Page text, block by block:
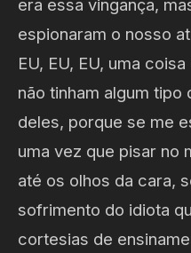
era essa vingança,
espionaram o nosso
EU, EU, EU, uma
não tinham algum tipo
deles, porque se me
uma vez que pisar no
até os olhos da cara,
sofrimento do idiota
cortesias de